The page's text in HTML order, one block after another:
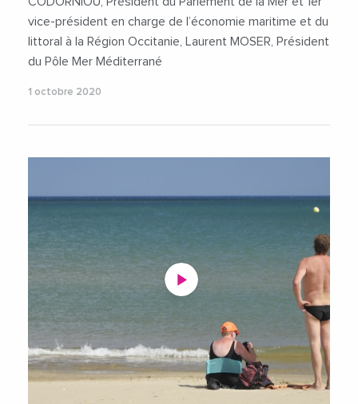
vice-président en charge de l’économie maritime et du
littoral à la Région Occitanie, Laurent MOSER, Président
du Pôle Mer Méditerrané
1 octobre 2020